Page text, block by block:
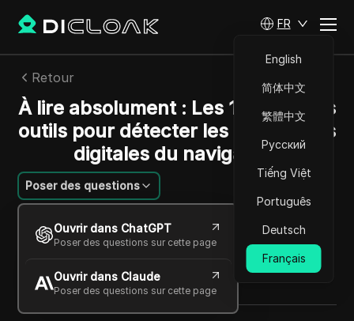
FR
English
简体中文
繁體中文
Русский
Tiếng Việt
Português
Deutsch
Français
Retour
À lire absolument : Les 10 meilleurs
outils pour détecter les empreintes
digitales du navigateur
Poser des questions
Ouvrir dans ChatGPT
Poser des questions sur cette page
Ouvrir dans Claude
Poser des questions sur cette page
Felipe Moreira
22 oct. 2025 4 min de lecture
Copy Link